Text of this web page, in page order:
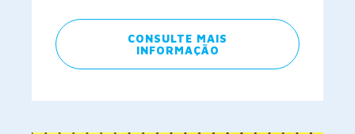
CONSULTE MAIS
INFORMAÇÃO